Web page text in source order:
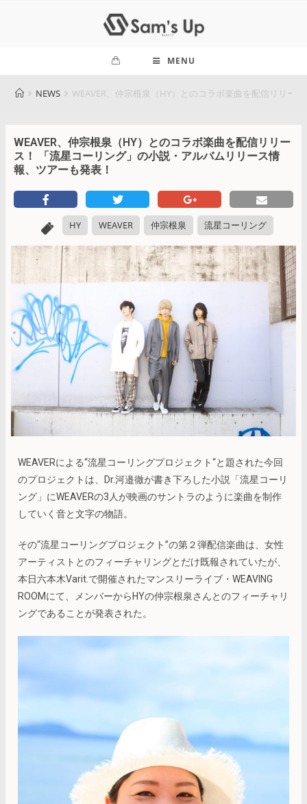
MENU
NEWS WEAVER、仲宗根泉（HY）とのコラボ楽曲を配信リリー
WEAVER、仲宗根泉（HY）とのコラボ楽曲を配信リリー
ス！ 「流星コーリング」の小説・アルバムリリース情
報、ツアーも発表！
HY WEAVER 仲宗根泉 流星コーリング
WEAVERによる“流星コーリングプロジェクト“と題された今回
のプロジェクトは、Dr.河邉徹が書き下ろした小説「流星コーリ
ング」にWEAVERの3人が映画のサントラのように楽曲を制作
していく音と文字の物語。
その“流星コーリングプロジェクト”の第２弾配信楽曲は、女性
アーティストとのフィーチャリングとだけ既報されていたが、
本日六本木Varit.で開催されたマンスリーライブ・WEAVING
ROOMにて、メンバーからHYの仲宗根泉さんとのフィーチャリ
ングであることが発表された。